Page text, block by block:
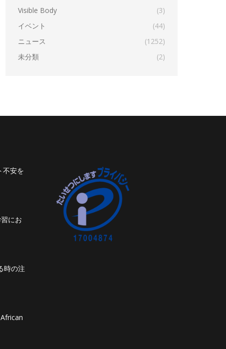
Visible Body
(3)
イベント
(44)
ニュース
(1252)
未分類
(2)
不安を
にお
時の注